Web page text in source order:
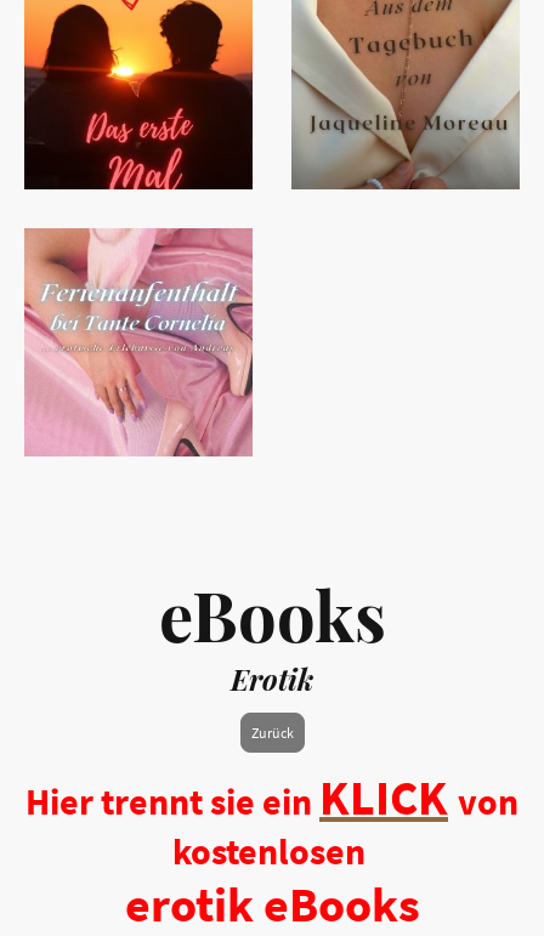
eBooks
Erotik
Zurück
Hier trennt sie ein KLICK von
kostenlosen
erotik eBooks